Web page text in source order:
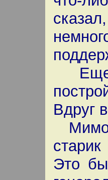
Еще
Вдруг
Мимо
Это